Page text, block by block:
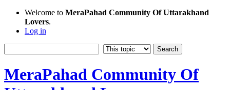
Welcome to MeraPahad Community Of Uttarakhand
Lovers.
Log in
MeraPahad Community Of